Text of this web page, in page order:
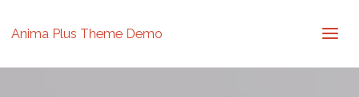
Anima Plus Theme Demo